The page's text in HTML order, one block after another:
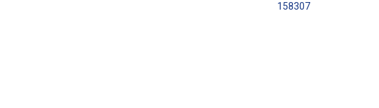
158307